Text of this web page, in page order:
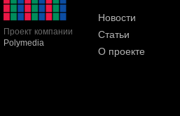
Проект компании
Polymedia
Новости
Статьи
О проекте